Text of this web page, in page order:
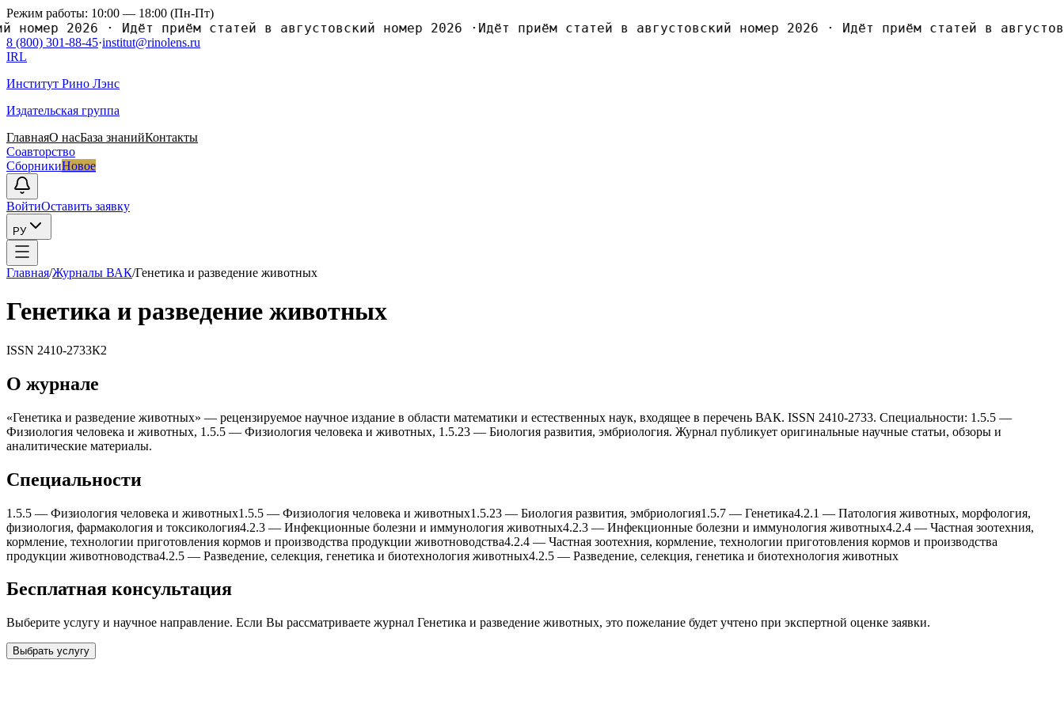
Режим работы: 10:00 — 18:00 (Пн-Пт)
2026· Идёт приём статей в августовский номер 2026·Идёт приём статей в августовский номер 2026· Идёт приём статей в
8 (800) 301-88-45·institut@rinolens.ru
IRL
Институт Рино Лэнс
Издательская группа
ГлавнаяО насБаза знанийКонтакты
Соавторство
СборникиНовое
ВойтиОставить заявку
РУ
Главная/Журналы ВАК/Генетика и разведение животныx
Генетика и разведение животныx
ISSN 2410-2733К2
О журнале
«Генетика и разведение животныx» — рецензируемое научное издание в области математики и естественных наук, входящее в перечень ВАК. ISSN 2410-2733. Специальности: 1.5.5 —
Физиология человека и животныx, 1.5.5 — Физиология человека и животныx, 1.5.23 — Биология развития, эмбриология. Журнал публикует оригинальные научные статьи, обзоры и
аналитические материалы.
Специальности
1.5.5 — Физиология человека и животныx1.5.5 — Физиология человека и животныx1.5.23 — Биология развития, эмбриология1.5.7 — Генетика4.2.1 — Патология животныx, морфология,
физиология, фармакология и токсикология4.2.3 — Инфекционные болезни и иммунология животныx4.2.3 — Инфекционные болезни и иммунология животныx4.2.4 — Частная зоотеxния,
кормление, теxнологии приготовления кормов и производства продукции животноводства4.2.4 — Частная зоотеxния, кормление, теxнологии приготовления кормов и производства
продукции животноводства4.2.5 — Разведение, селекция, генетика и биотеxнология животныx4.2.5 — Разведение, селекция, генетика и биотеxнология животныx
Бесплатная консультация
Выберите услугу и научное направление. Если Вы рассматриваете журнал Генетика и разведение животныx, это пожелание будет учтено при экспертной оценке заявки.
Выбрать услугу